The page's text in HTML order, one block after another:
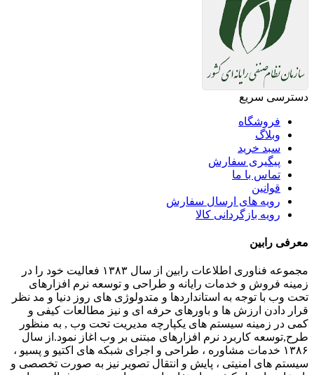
دسترسی سریع
فروشگاه
وبلاگ
سبد خرید
پیگیری سفارش
تماس با ما
قوانین
رویه های ارسال سفارش
رویه بازگردانی کالا
معرفی رابین
مجموعه فناوری اطلاعات رابین از سال ۱۳۸۳ فعالیت خود را در
زمینه فروش و خدمات رایانه و طراحی و توسعه نرم افزارهای
تحت وب با توجه به استانداردها و متدولوژی های روز دنیا و مد نظر
قرار دادن ارزش ها و باورهای حرفه ای و نیز مطالعات کیفی و
کمی در زمینه سیستم های یکپارچه مدیریت تحت وب , به منظور
طرح,توسعه کاربرد نرم افزارهای مبتنی بر وب اغاز نمود.از سال
۱۳۸۶ خدمات مشاوره ، طراحی و اجرای شبکه های اکتیو و پسیو ،
سیستم های امنیتی ، پایش و انتقال تصویر نیز به صورت تخصصی و